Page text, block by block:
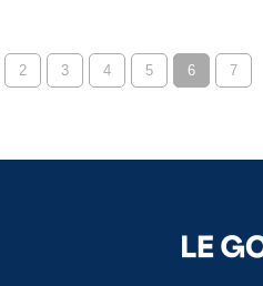
2 3 4 5 6 7